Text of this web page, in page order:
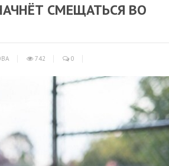
СМЕЩАТЬСЯ ВО
742 0